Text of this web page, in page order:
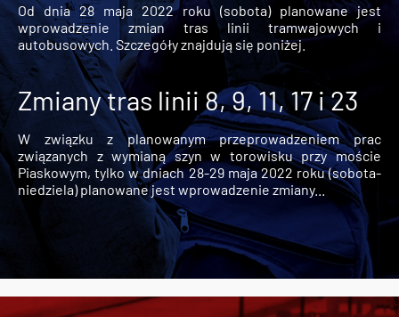
Od dnia 28 maja 2022 roku (sobota) planowane jest
wprowadzenie zmian tras linii tramwajowych i
autobusowych. Szczegóły znajdują się poniżej.
Zmiany tras linii 8, 9, 11, 17 i 23
W związku z planowanym przeprowadzeniem prac
związanych z wymianą szyn w torowisku przy moście
Piaskowym, tylko w dniach 28-29 maja 2022 roku (sobota-
niedziela) planowane jest wprowadzenie zmiany...